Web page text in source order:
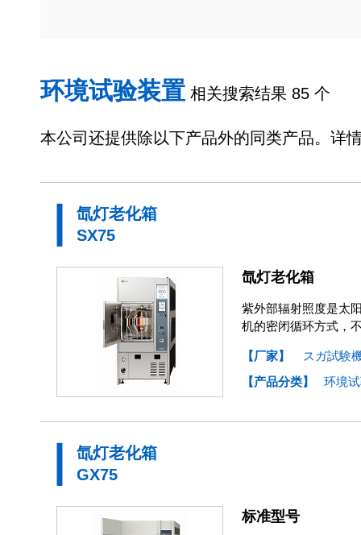
环境试验装置 相关搜索结果 85 个
本公司还提供除以下产品外的同类产品。详
氙灯老化箱
SX75
氙灯老化箱
紫外部辐射照度是太
机的密闭循环方式，
【厂家】
スガ試験
【产品分类】
环境
氙灯老化箱
GX75
标准型号